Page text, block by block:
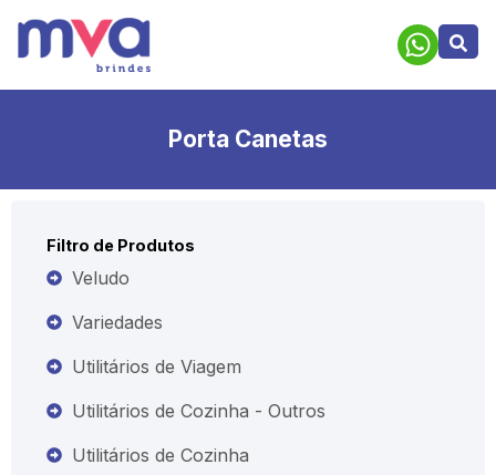
Porta Canetas
Filtro de Produtos
Veludo
Variedades
Utilitários de Viagem
Utilitários de Cozinha - Outros
Utilitários de Cozinha